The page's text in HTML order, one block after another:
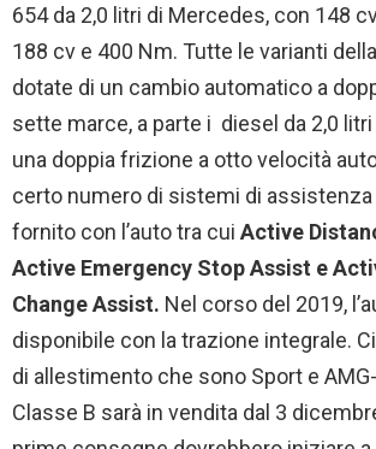
654 da 2,0 litri di Mercedes, con 148
188 cv e 400 Nm. Tutte le varianti
dotate di un cambio automatico a
sette marce, a parte i diesel da 2,0
una doppia frizione a otto velocità
certo numero di sistemi di assistenza
fornito con l’auto tra cui Active
Active Emergency Stop Assist e
Change Assist. Nel corso del 2019,
disponibile con la trazione integrale.
di allestimento che sono Sport e
Classe B sarà in vendita dal 3